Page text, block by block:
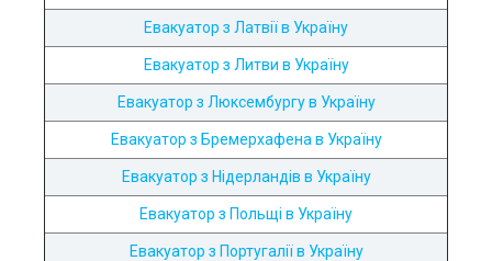
Евакуатор з Латвії в Україну
Евакуатор з Литви в Україну
Евакуатор з Люксембургу в Україну
Евакуатор з Бремерхафена в Україну
Евакуатор з Нідерландів в Україну
Евакуатор з Польщі в Україну
Евакуатор з Португалії в Україну